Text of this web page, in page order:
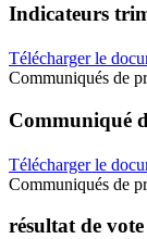
Indicateurs
Télécharger le
Communiqués de
Communiqué
Télécharger le
Communiqués de
résultat de